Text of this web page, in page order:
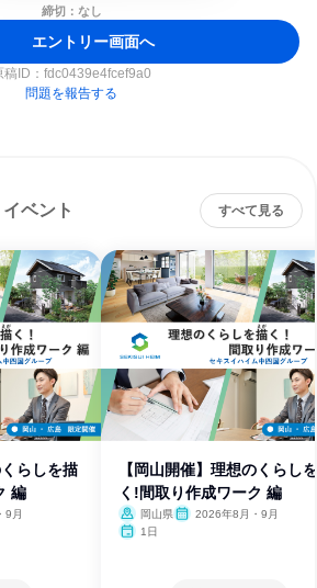
締切：なし
エントリー画面へ
稿ID： fdc0439e4fcef9a0
問題を報告する
ベント すべて見る
らしを描
編
9月
【岡山開催】理想のくらし
く!間取り作成ワーク 編
岡山県
2026年8月・9月
1日